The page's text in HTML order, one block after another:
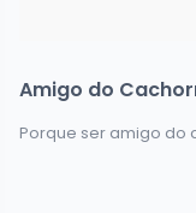
Amigo do
Porque ser amigo do